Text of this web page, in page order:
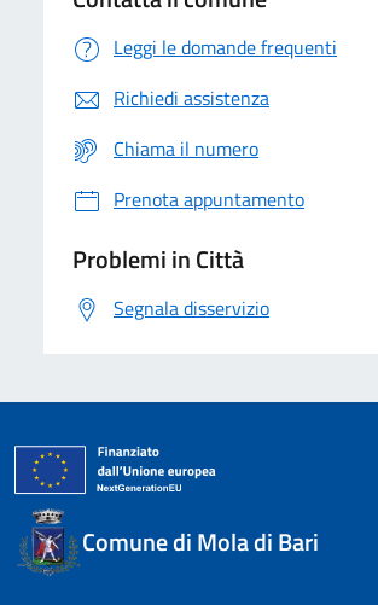
Leggi le domande frequenti
Richiedi assistenza
Chiama il numero
Prenota appuntamento
Problemi in Città
Segnala disservizio
Comune di Mola di Bari